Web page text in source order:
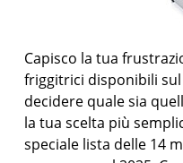
Capisco la tua
friggitrici disponibili
decidere quale sia
la tua scelta più
speciale lista delle 14